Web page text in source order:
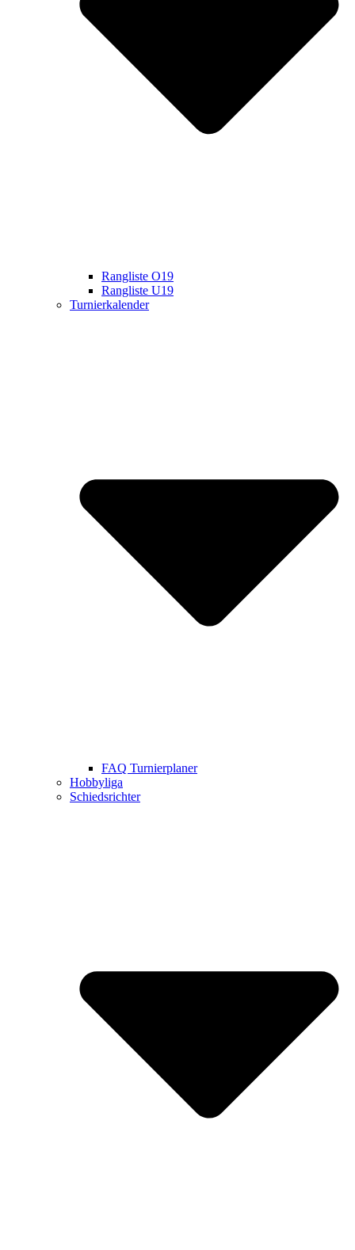
Rangliste O19
Rangliste U19
Turnierkalender
FAQ Turnierplaner
Hobbyliga
Schiedsrichter